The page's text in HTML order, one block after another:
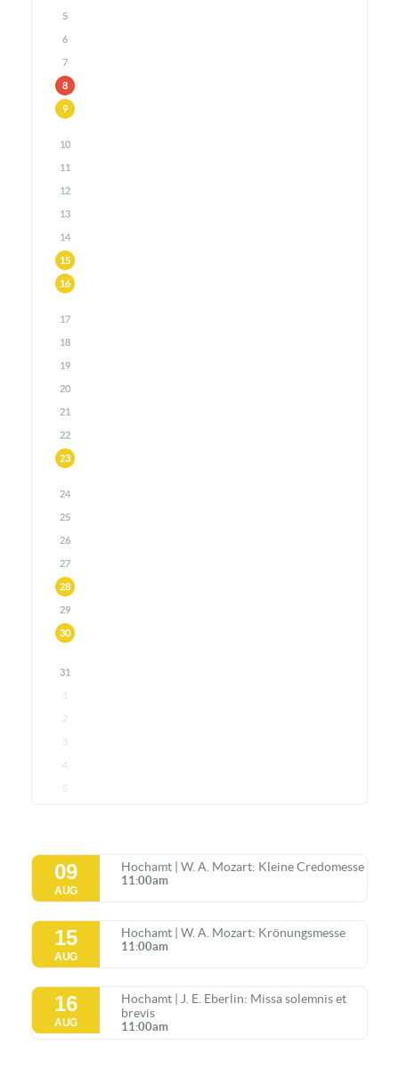
5
6
7
8
9
10
11
12
13
14
15
16
17
18
19
20
21
22
23
24
25
26
27
28
29
30
31
1
2
3
4
5
09
AUG
Hochamt | W. A. Mozart: Kleine Credomesse
11:00am
15
AUG
Hochamt | W. A. Mozart: Krönungsmesse
11:00am
16
AUG
Hochamt | J. E. Eberlin: Missa solemnis et
brevis
11:00am